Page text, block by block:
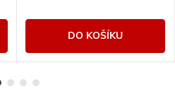
DO KOŠÍKU